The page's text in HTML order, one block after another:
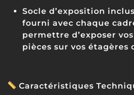
Socle d’exposition
fourni avec chaque
permettre d’exposer
pièces sur vos étagères
Caractéristiques